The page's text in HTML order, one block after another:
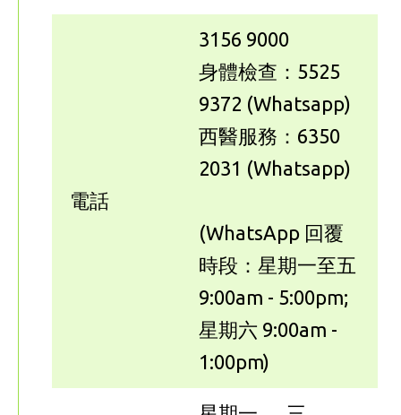
電話
3156 9000
身體檢查：5525
9372 (Whatsapp)
西醫服務：6350
2031 (Whatsapp)
(WhatsApp 回覆
時段：星期一至五
9:00am - 5:00pm;
星期六 9:00am -
1:00pm)